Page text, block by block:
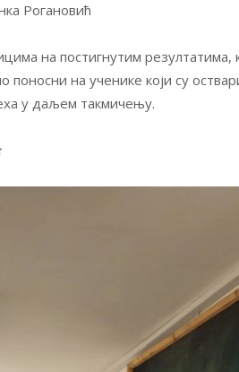
Рогановић
на постигнутим
на ученике који су
у даљем такмичењу.